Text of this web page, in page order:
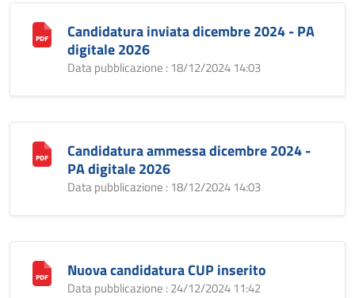
Candidatura inviata dicembre 2024 - PA
digitale 2026
Data pubblicazione : 18/12/2024 14:03
Candidatura ammessa dicembre 2024 -
PA digitale 2026
Data pubblicazione : 18/12/2024 14:03
Nuova candidatura CUP inserito
Data pubblicazione : 24/12/2024 11:42